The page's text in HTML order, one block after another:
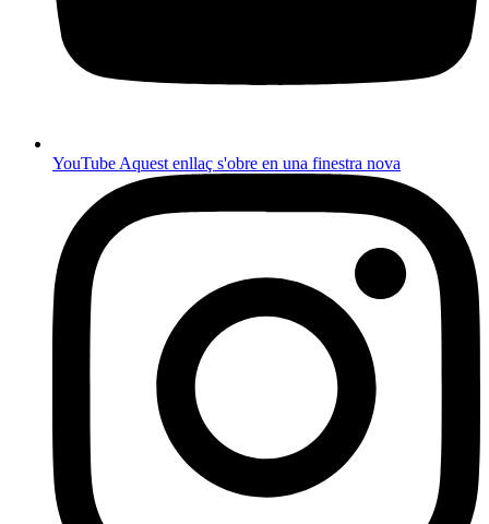
YouTube Aquest enllaç s'obre en una finestra nova